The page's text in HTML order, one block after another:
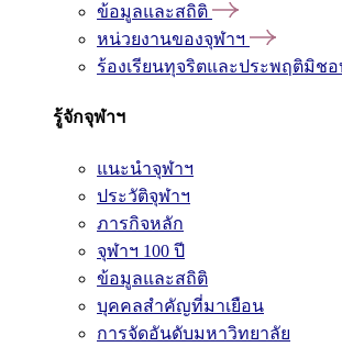
ข้อมูลและสถิติ
หน่วยงานของจุฬาฯ
ร้องเรียนทุจริตและประพฤติมิชอ
รู้จักจุฬาฯ
แนะนำจุฬาฯ
ประวัติจุฬาฯ
ภารกิจหลัก
จุฬาฯ 100 ปี
ข้อมูลและสถิติ
บุคคลสำคัญที่มาเยือน
การจัดอันดับมหาวิทยาลัย